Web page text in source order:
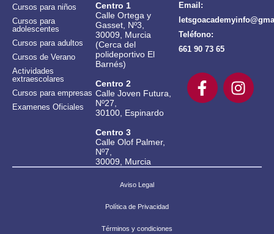
Cursos para niños
Cursos para
adolescentes
Cursos para adultos
Cursos de Verano
Actividades
extraescolares
Cursos para empresas
Examenes Oficiales
Centro 1
Calle Ortega y
Gasset, Nº3,
30009, Murcia
(Cerca del
polideportivo El
Barnés)
Centro 2
Calle Joven Futura,
Nº27,
30100, Espinardo
Centro 3
Calle Olof Palmer,
Nº7,
30009, Murcia
Email:
Teléfono:
661 90 73 65
Aviso Legal
Política de Privacidad
Términos y condiciones